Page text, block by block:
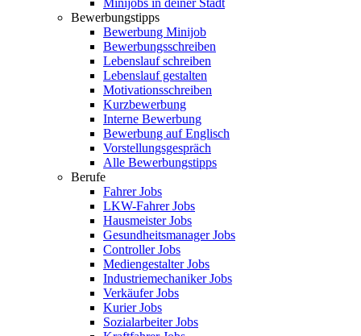
Minijobs in deiner Stadt
Bewerbungstipps
Bewerbung Minijob
Bewerbungsschreiben
Lebenslauf schreiben
Lebenslauf gestalten
Motivationsschreiben
Kurzbewerbung
Interne Bewerbung
Bewerbung auf Englisch
Vorstellungsgespräch
Alle Bewerbungstipps
Berufe
Fahrer Jobs
LKW-Fahrer Jobs
Hausmeister Jobs
Gesundheitsmanager Jobs
Controller Jobs
Mediengestalter Jobs
Industriemechaniker Jobs
Verkäufer Jobs
Kurier Jobs
Sozialarbeiter Jobs